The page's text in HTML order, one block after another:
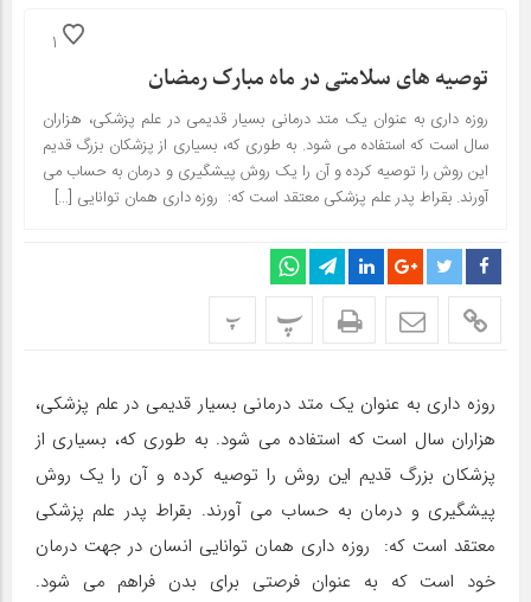
1
توصیه های سلامتی در ماه مبارک رمضان
روزه داری به عنوان یک متد درمانی بسیار قدیمی در علم پزشکی، هزاران
سال است که استفاده می شود. به طوری که، بسیاری از پزشکان بزرگ قدیم
این روش را توصیه کرده و آن را یک روش پیشگیری و درمان به حساب می
آورند. بقراط پدر علم پزشکی معتقد است که: روزه داری همان توانایی […]
پ پ
روزه داری به عنوان یک متد درمانی بسیار قدیمی در علم پزشکی،
هزاران سال است که استفاده می شود. به طوری که، بسیاری از
پزشکان بزرگ قدیم این روش را توصیه کرده و آن را یک روش
پیشگیری و درمان به حساب می آورند. بقراط پدر علم پزشکی
معتقد است که: روزه داری همان توانایی انسان در جهت درمان
خود است که به عنوان فرصتی برای بدن فراهم می شود.